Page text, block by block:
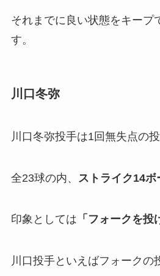
それまでに良い状態をキープ
す。
川口冬弥
川口冬弥投手は1回無失点の投
全23球の内、 ストライク14ボ
印象としては 「 フォークを投
川口投手といえばフォークの